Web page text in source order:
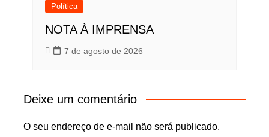
Política
NOTA À IMPRENSA
7 de agosto de 2026
Deixe um comentário
O seu endereço de e-mail não será publicado.